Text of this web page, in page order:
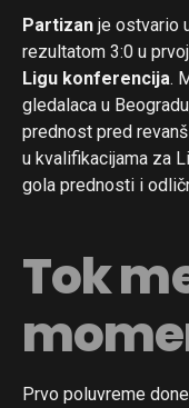
Partizan je ostvario
rezultatom 3:0 u
Ligu konferencija.
gledalaca u
prednost pred
u kvalifikacijama za
gola prednosti i
Tok
Prvo poluvreme